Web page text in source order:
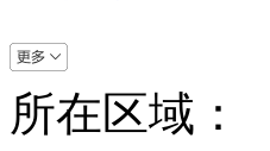
所在区域：